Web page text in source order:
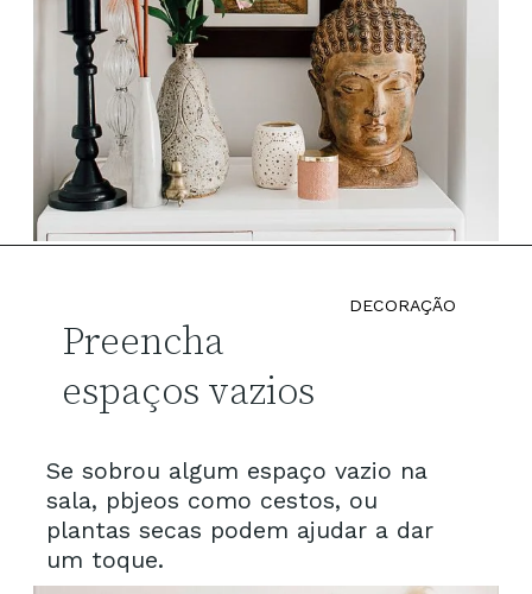
Se sobrou algum espaço vazio na
sala, pbjeos como cestos, ou
plantas secas podem ajudar a dar
um toque.
Preencha
espaços vazios
DECORAÇÃO